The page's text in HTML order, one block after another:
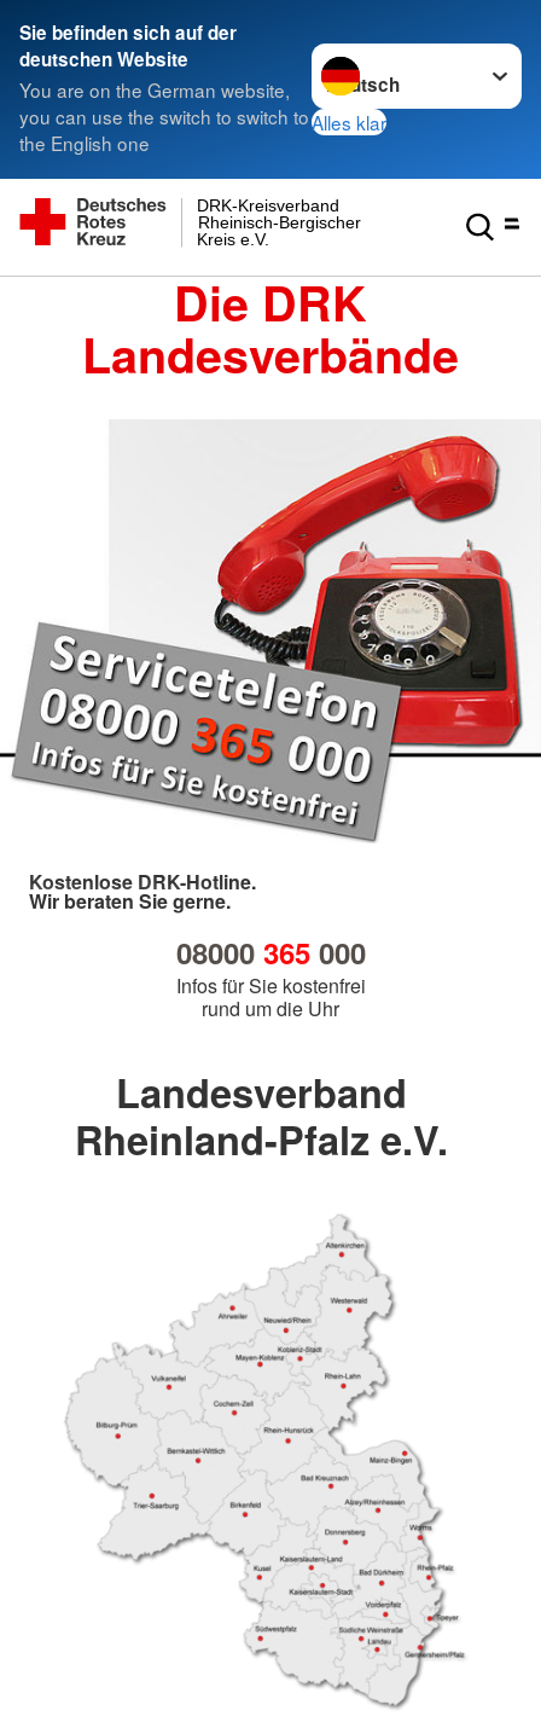
Sie befinden sich auf der
deutschen Website
You are on the German website,
you can use the switch to switch to
the English one
Sprache wechseln zu
Alles klar
Kreis e.V.
Rheinisch-Bergischer
DRK-Kreisverband
Die DRK
Landesverbände
Kostenlose DRK-Hotline.
Wir beraten Sie gerne.
08000 365000
Infos für Sie kostenfrei
rund um die Uhr
Landesverband
Rheinland-Pfalz e.V.